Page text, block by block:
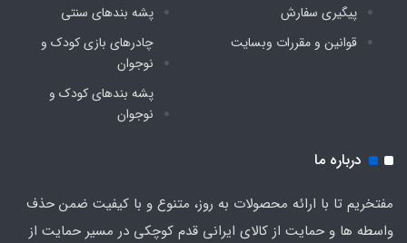
پیگیری سفارش
قوانین و مقررات وبسایت
پشه‌ بندهای سنتی
چادرهای بازی کودک و
نوجوان
پشه‌ بندهای کودک و
نوجوان
درباره ما
مفتخریم تا با ارائه محصولات به روز، متنوع و با کیفیت ضمن حذف
واسطه ها و حمایت از کالای ایرانی قدم کوچکی در مسیر حمایت از